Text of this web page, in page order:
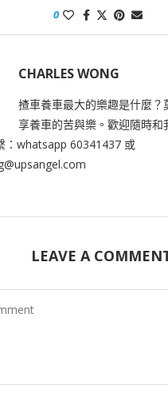
0
CHARLES WONG
揸車養車最大的樂趣是什麼？
享養車的苦與樂。歡迎隨時和
：whatsapp 60341437 或
LEAVE A